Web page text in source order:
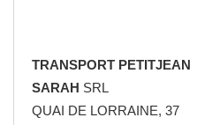
TRANSPORT PETITJEAN
SARAH SRL
QUAI DE LORRAINE, 37